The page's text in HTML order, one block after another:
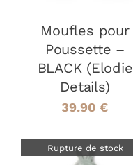
Moufles pour
Poussette –
BLACK (Elodie
Details)
39.90 €
Rupture de stock